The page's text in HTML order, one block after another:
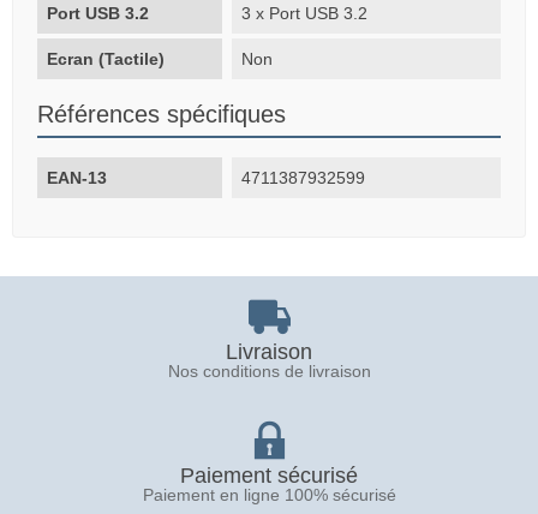
Port USB 3.2 3 x Port USB 3.2
Ecran (Tactile) Non
Références spécifiques
EAN-13 4711387932599
Livraison
Nos conditions de livraison
Paiement sécurisé
Paiement en ligne 100% sécurisé